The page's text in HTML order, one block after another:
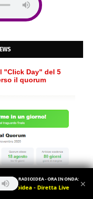
"Click Day" del 5
il quorum
RADIOIDEA - ORA IN ONDA:
- Diretta Live ×